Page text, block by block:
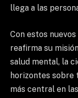
llega a las
Con estos
reafirma su
salud mental, la
horizontes sobre
más central en